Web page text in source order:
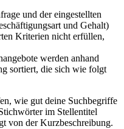
und der eingestellten
und Gehalt)
Kriterien nicht erfüllen,
werden anhand
sortiert, die sich wie folgt
wie gut deine Suchbegriffe
im Stellentitel
von der Kurzbeschreibung.